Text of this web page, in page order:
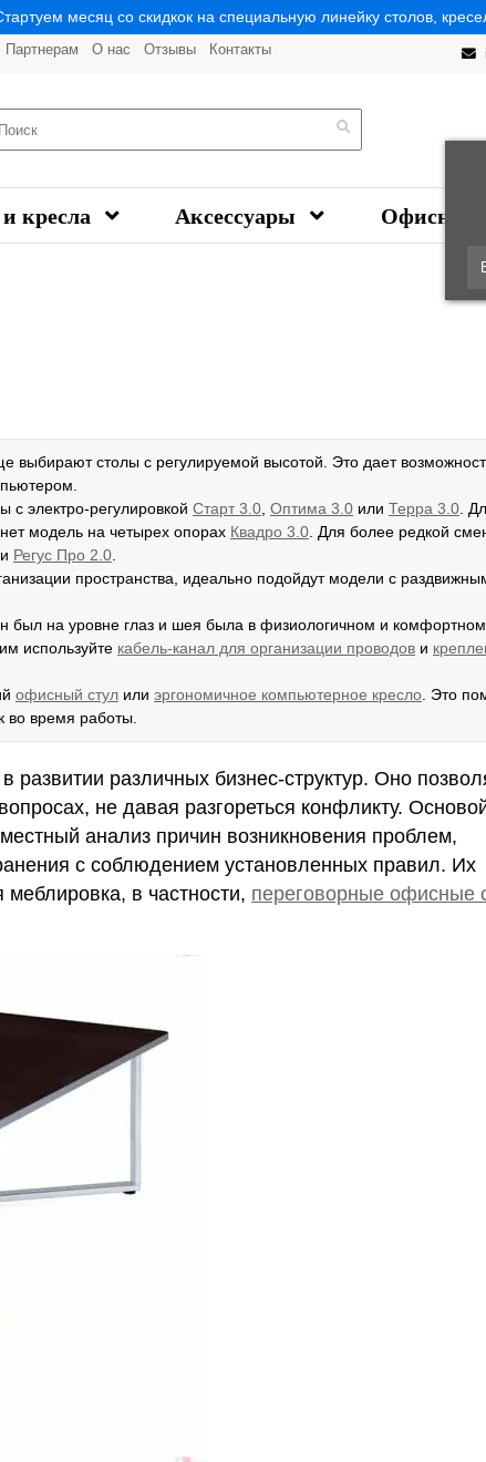
месяц со скидкок на специальную линейку столов,
Партнерам О нас Отзывы Контакты
кресла Аксессуары Офисная
выбирают столы с регулируемой высотой. Это дает
с электро-регулировкой Старт 3.0 Оптима 3.0 или Терра 3.0 .
модель на четырех опорах Квадро 3.0 . Для более редкой
Регус Про 2.0
пространства, идеально подойдут модели с
был на уровне глаз и шея была в физиологичном и комфортном
используйте кабель-канал для организации проводов и
офисный стул или эргономичное компьютерное кресло . Это
во время работы.
различных бизнес-структур. Оно
не давая разгореться конфликту.
анализ причин возникновения проблем,
с соблюдением установленных правил. Их
в частности, переговорные офисные